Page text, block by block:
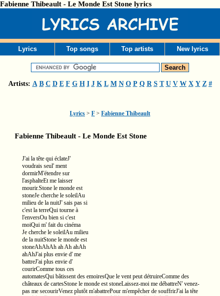
Fabienne Thibeault - Le Monde Est Stone lyrics
Lyrics Top songs Top artists New lyrics
Artists: A B C D E F G H I J K L M N O P Q R S T U V W X Y Z #
Lyrics > F > Fabienne Thibeault
Fabienne Thibeault - Le Monde Est Stone
J'ai la tête qui éclateJ'
voudrais seul' ment
dormirM'étendre sur
l'asphalteEt me laisser
mourir.Stone le monde est
stoneJe cherche le soleilAu
milieu de la nuitJ' sais pas si
c'est la terreQui tourne à
l'enversOu bien si c'est
moiQui m' fait du cinéma
Je cherche le soleilAu milieu
de la nuitStone le monde est
stoneAhAhAh ah Ah ahAh
ahAhJ'ai plus envie d' me
battreJ'ai plus envie d'
courirComme tous ces
automatesQui bâtissent des emoiresQue le vent peut détruireComme des
châteaux de cartesStone le monde est stoneLaissez-moi me débattreN' venez-
pas me secourirVenez plutôt m'abattrePour m'empêcher de souffrirJ'ai la tête